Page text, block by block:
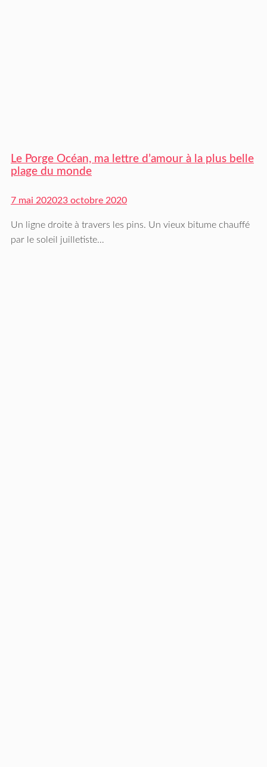
Le Porge Océan, ma lettre d’amour à la plus belle
plage du monde
7 mai 202023 octobre 2020
Un ligne droite à travers les pins. Un vieux bitume chauffé
par le soleil juilletiste…